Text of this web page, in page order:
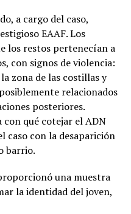
a cargo del caso,
EAAF. Los
los restos pertenecían a
con signos de violencia:
zona de las costillas y
relacionados
posteriores.
qué cotejar el ADN
caso con la desaparición
barrio.
una muestra
la identidad del joven,